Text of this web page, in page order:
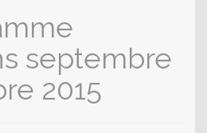
septembre
2015